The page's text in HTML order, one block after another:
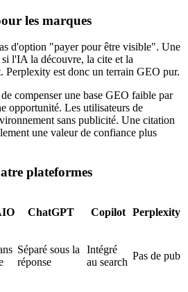
les marques
d'option "payer pour être visible". Une
l'IA la découvre, la cite et la
Perplexity est donc un terrain GEO pur.
compenser une base GEO faible par
opportunité. Les utilisateurs de
sans publicité. Une citation
une valeur de confiance plus
plateformes
ChatGPT Copilot Perplexity
Séparé sous la
réponse
Intégré
au search
Pas de pub